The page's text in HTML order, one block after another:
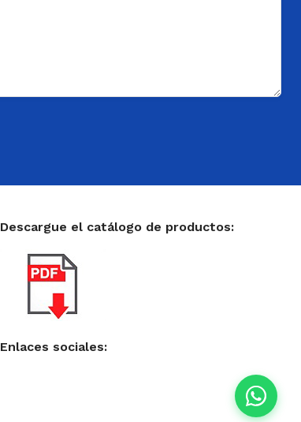
Descargue el catálogo de productos:
Enlaces sociales: